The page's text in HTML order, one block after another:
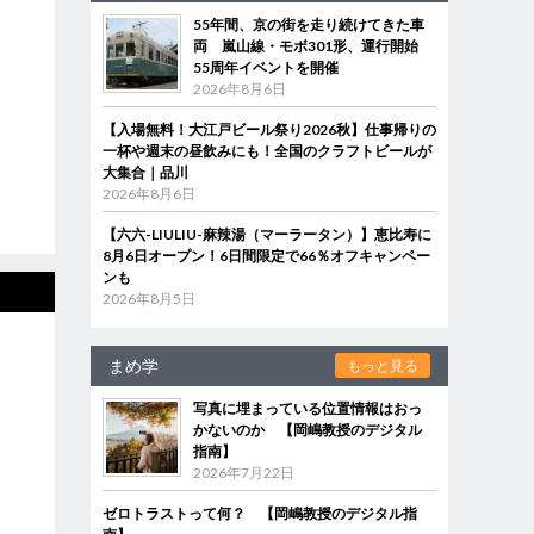
55年間、京の街を走り続けてきた車
両 嵐山線・モボ301形、運行開始
55周年イベントを開催
2026年8月6日
【入場無料！大江戸ビール祭り2026秋】仕事帰りの
一杯や週末の昼飲みにも！全国のクラフトビールが
大集合｜品川
2026年8月6日
【六六-LIULIU-麻辣湯（マーラータン）】恵比寿に
8月6日オープン！6日間限定で66％オフキャンペー
ンも
2026年8月5日
まめ学 もっと見る
写真に埋まっている位置情報はおっ
かないのか 【岡嶋教授のデジタル
指南】
2026年7月22日
ゼロトラストって何？ 【岡嶋教授のデジタル指